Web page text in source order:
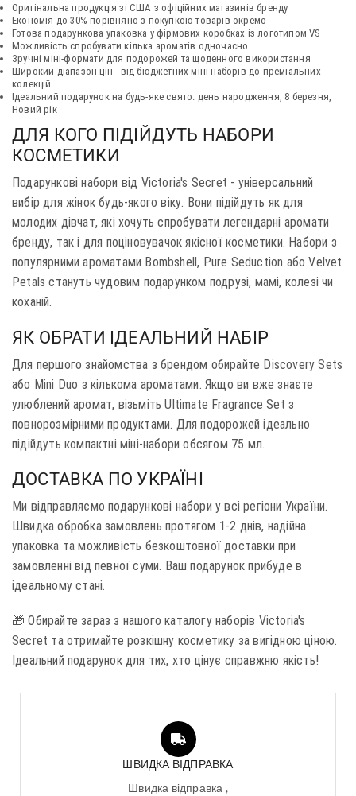
Оригінальна продукція зі США з офіційних магазинів бренду
Економія до 30% порівняно з покупкою товарів окремо
Готова подарункова упаковка у фірмових коробках із логотипом VS
Можливість спробувати кілька ароматів одночасно
Зручні міні-формати для подорожей та щоденного використання
Широкий діапазон цін - від бюджетних міні-наборів до преміальних
колекцій
Ідеальний подарунок на будь-яке свято: день народження, 8 березня,
Новий рік
ДЛЯ КОГО ПІДІЙДУТЬ НАБОРИ
КОСМЕТИКИ
Подарункові набори від Victoria's Secret - універсальний
вибір для жінок будь-якого віку. Вони підійдуть як для
молодих дівчат, які хочуть спробувати легендарні аромати
бренду, так і для поціновувачок якісної косметики. Набори з
популярними ароматами Bombshell, Pure Seduction або Velvet
Petals стануть чудовим подарунком подрузі, мамі, колезі чи
коханій.
ЯК ОБРАТИ ІДЕАЛЬНИЙ НАБІР
Для першого знайомства з брендом обирайте Discovery Sets
або Mini Duo з кількома ароматами. Якщо ви вже знаєте
улюблений аромат, візьміть Ultimate Fragrance Set з
повнорозмірними продуктами. Для подорожей ідеально
підійдуть компактні міні-набори обсягом 75 мл.
ДОСТАВКА ПО УКРАЇНІ
Ми відправляємо подарункові набори у всі регіони України.
Швидка обробка замовлень протягом 1-2 днів, надійна
упаковка та можливість безкоштовної доставки при
замовленні від певної суми. Ваш подарунок прибуде в
ідеальному стані.
🎁 Обирайте зараз з нашого каталогу наборів Victoria's
Secret та отримайте розкішну косметику за вигідною ціною.
Ідеальний подарунок для тих, хто цінує справжню якість!
ШВИДКА ВІДПРАВКА
Швидка відправка ,